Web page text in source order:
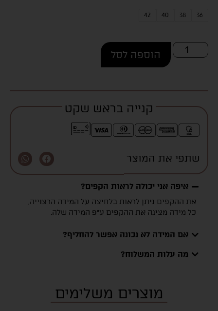
36
38
40
42
הוספה לסל
קנייה בראש שקט
שתפי את המוצר
איפה אני יכולה לראות הקפים?
את ההקפים ניתן לראות בלחיצה על המידה הרצוייה,
כל מידה מציגה את ההקפים ע״פ המידה שלה.
אם המידה לא נכונה אפשר להחליף?
מה עלות המשלוח?
מוצרים משלימים